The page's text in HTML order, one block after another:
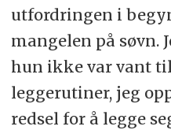
utfordringen i
mangelen på søvn.
hun ikke var vant
leggerutiner, jeg
redsel for å legge